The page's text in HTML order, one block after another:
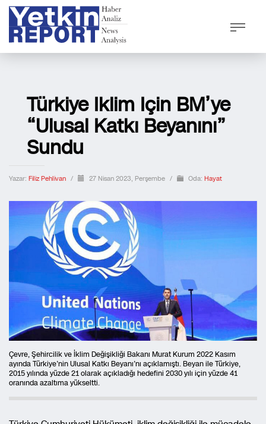
Türkiye Iklim Için BM’ye
“Ulusal Katkı Beyanını”
Sundu
Yazar: Filiz Pehlivan / 27 Nisan 2023, Perşembe / Oda: Hayat
Çevre, Şehircilik ve İklim Değişikliği Bakanı Murat Kurum 2022 Kasım
ayında Türkiye’nin Ulusal Katkı Beyanı’nı açıklamıştı. Beyan ile Türkiye,
2015 yılında yüzde 21 olarak açıkladığı hedefini 2030 yılı için yüzde 41
oranında azaltıma yükseltti.